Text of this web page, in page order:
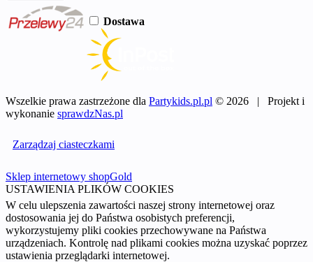
Dostawa
Wszelkie prawa zastrzeżone dla Partykids.pl.pl © 2026 | Projekt i
wykonanie sprawdzNas.pl
Zarządzaj ciasteczkami
Sklep internetowy shopGold
USTAWIENIA PLIKÓW COOKIES
W celu ulepszenia zawartości naszej strony internetowej oraz
dostosowania jej do Państwa osobistych preferencji,
wykorzystujemy pliki cookies przechowywane na Państwa
urządzeniach. Kontrolę nad plikami cookies można uzyskać poprzez
ustawienia przeglądarki internetowej.